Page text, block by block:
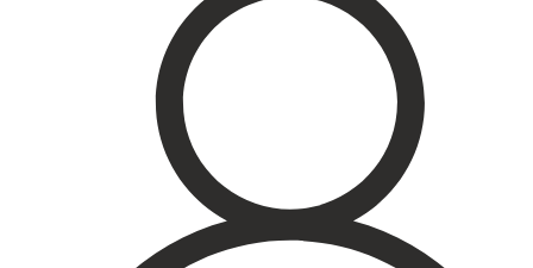
Tatueringsborttagning
Kryoterapi
Hårborttagning
Medicinsk hudvård
Microneedling ögon
Cosmelan & Dermamelan
Aknebehandling
ResurFX